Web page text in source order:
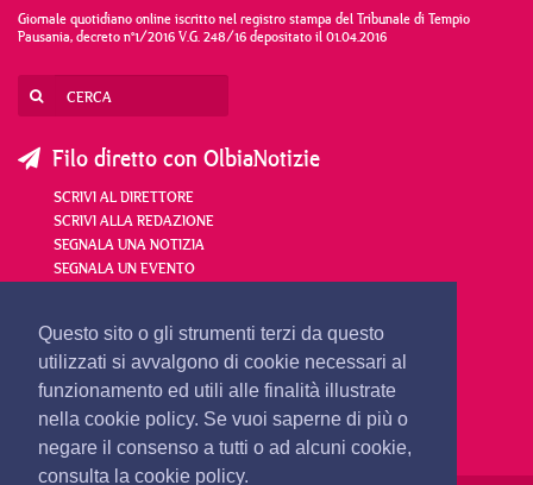
Questo sito o gli strumenti terzi da questo
utilizzati si avvalgono di cookie necessari al
funzionamento ed utili alle finalità illustrate
nella cookie policy. Se vuoi saperne di più o
negare il consenso a tutti o ad alcuni cookie,
consulta la cookie policy.
Giornale quotidiano online iscritto nel registro stampa del Tribunale di Tempio
Pausania, decreto n°1/2016 V.G. 248/16 depositato il 01.04.2016
Filo diretto con OlbiaNotizie
SCRIVI AL DIRETTORE
SCRIVI ALLA REDAZIONE
SEGNALA UNA NOTIZIA
SEGNALA UN EVENTO
redazione@olbianotizie.it